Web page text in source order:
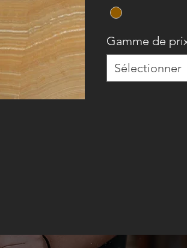
Gamme de
Sélectionner